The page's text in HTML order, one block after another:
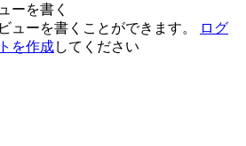
ーを書く
ューを書くことができます。
ログ
を作成してください